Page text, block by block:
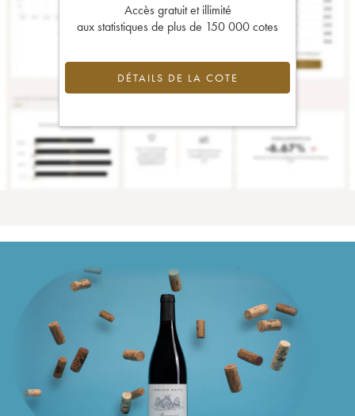
Accès gratuit et illimité
aux statistiques de plus de 150 000 cotes
DÉTAILS DE LA COTE